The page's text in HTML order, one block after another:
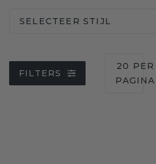
SELECTEER STIJL
FILTERS
20 PER
PAGINA